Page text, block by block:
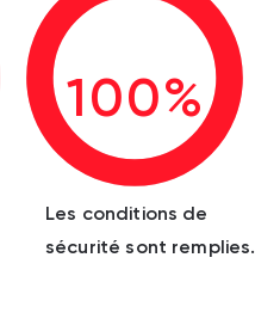
100%
Les conditions de
sécurité sont remplies.